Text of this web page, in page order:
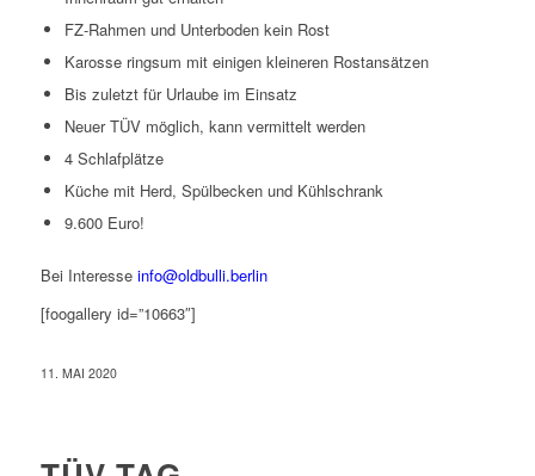
FZ-Rahmen und Unterboden kein Rost
Karosse ringsum mit einigen kleineren Rostansätzen
Bis zuletzt für Urlaube im Einsatz
Neuer TÜV möglich, kann vermittelt werden
4 Schlafplätze
Küche mit Herd, Spülbecken und Kühlschrank
9.600 Euro!
Bei Interesse info@oldbulli.berlin
[foogallery id=”10663″]
11. MAI 2020